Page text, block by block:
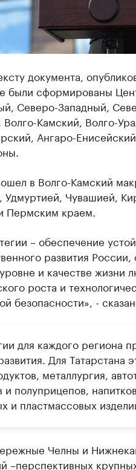
документа,
были сформированы
Северо-Западный,
Волго-Камский, Волго-
Ангаро-
в Волго-Камский
Чувашией,
Пермским краем.
– обеспечение
развития
и качестве жизни
роста и
безопасности», -
для каждого региона
Для Татарстана
металлургия,
и полуприцепов,
и пластмассовых
Челны и
–перспективных